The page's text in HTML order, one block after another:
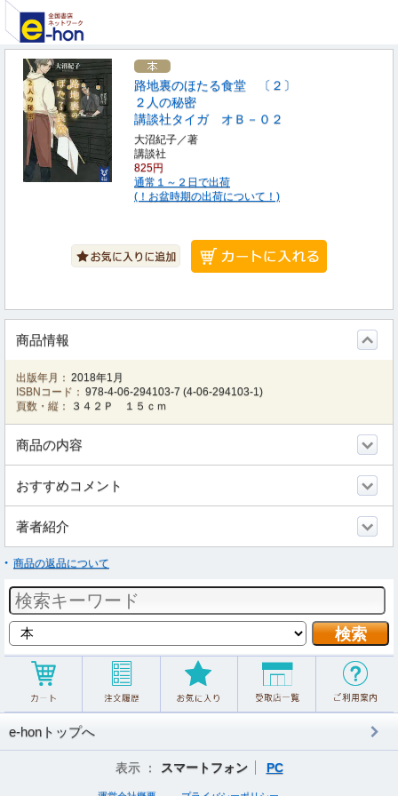
路地裏のほたる食堂 〔２〕
２人の秘密
講談社タイガ オＢ－０２
大沼紀子／著
講談社
825円
通常１～２日で出荷
(！お盆時期の出荷について！)
商品情報
出版年月： 2018年1月
ISBNコード： 978-4-06-294103-7 (4-06-294103-1)
頁数・縦：
３４２Ｐ １５ｃｍ
商品の内容
おすすめコメント
著者紹介
商品の返品について
e-honトップへ
表示 ： スマートフォン PC